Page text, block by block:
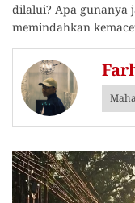
dilalui? Apa
memindahkan